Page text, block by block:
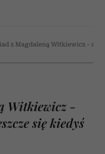
z Magdaleną Witkiewicz -
Witkiewicz -
się kiedyś